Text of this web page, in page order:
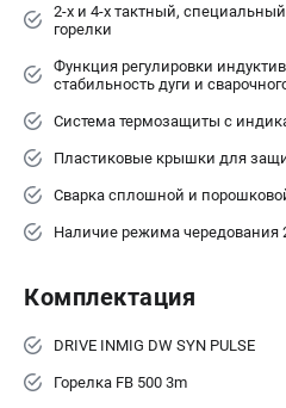
2-х и 4-х тактный,
горелки
Функция регулировки
стабильность дуги и
Система термозащиты с
Пластиковые крышки для
Сварка сплошной и
Наличие режима чередования
Комплектация
DRIVE INMIG DW SYN PULSE
Горелка FB 500 3m